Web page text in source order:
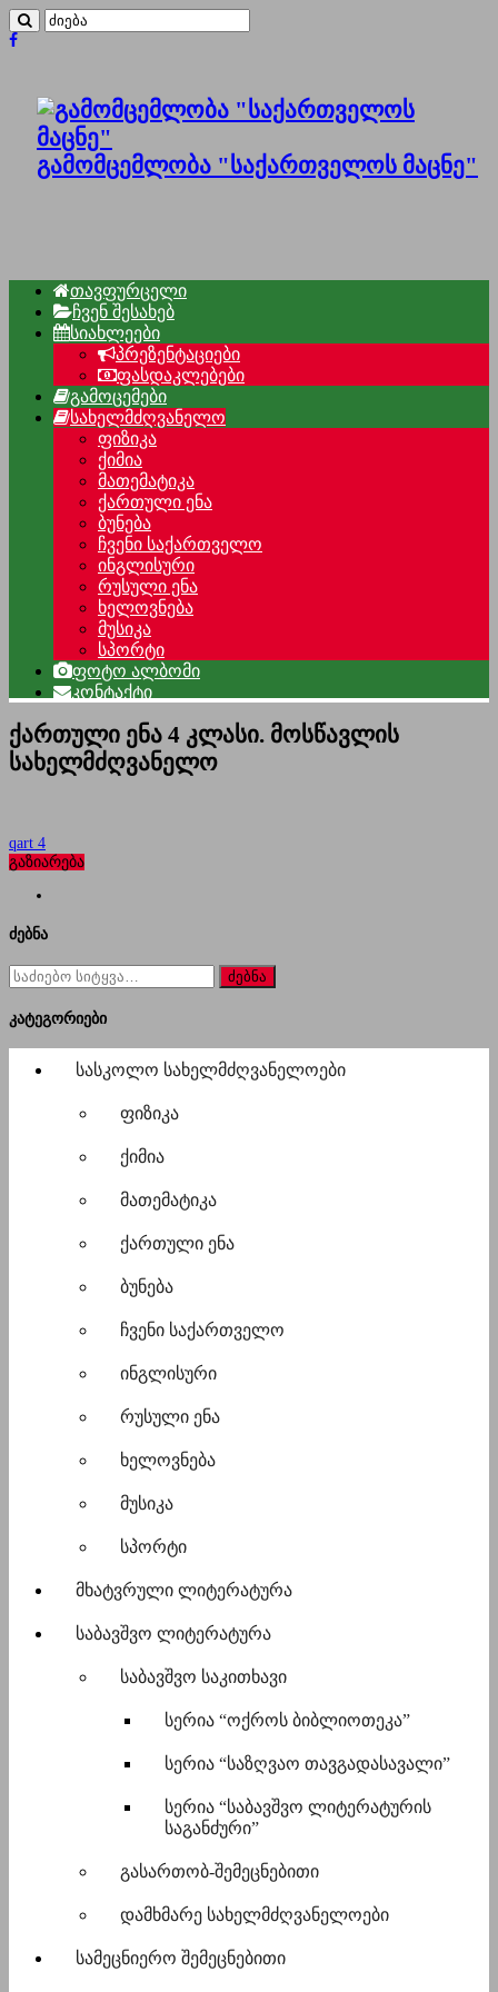
გამომცემლობა "საქართველოს მაცნე"
თავფურცელი
ჩვენ შესახებ
სიახლეები
პრეზენტაციები
ფასდაკლებები
გამოცემები
სახელმძღვანელო
ფიზიკა
ქიმია
მათემატიკა
ქართული ენა
ბუნება
ჩვენი საქართველო
ინგლისური
რუსული ენა
ხელოვნება
მუსიკა
სპორტი
ფოტო ალბომი
კონტაქტი
ქართული ენა 4 კლასი. მოსწავლის
სახელმძღვანელო
qart 4
გაზიარება
ძებნა
ძებნა
for:
კატეგორიები
სასკოლო სახელმძღვანელოები
ფიზიკა
ქიმია
მათემატიკა
ქართული ენა
ბუნება
ჩვენი საქართველო
ინგლისური
რუსული ენა
ხელოვნება
მუსიკა
სპორტი
მხატვრული ლიტერატურა
საბავშვო ლიტერატურა
საბავშვო საკითხავი
სერია “ოქროს ბიბლიოთეკა”
სერია “საზღვაო თავგადასავალი”
სერია “საბავშვო ლიტერატურის
საგანძური”
გასართობ-შემეცნებითი
დამხმარე სახელმძღვანელოები
სამეცნიერო შემეცნებითი